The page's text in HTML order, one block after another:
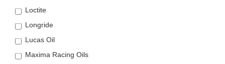
Loctite
Longride
Lucas Oil
Maxima Racing Oils